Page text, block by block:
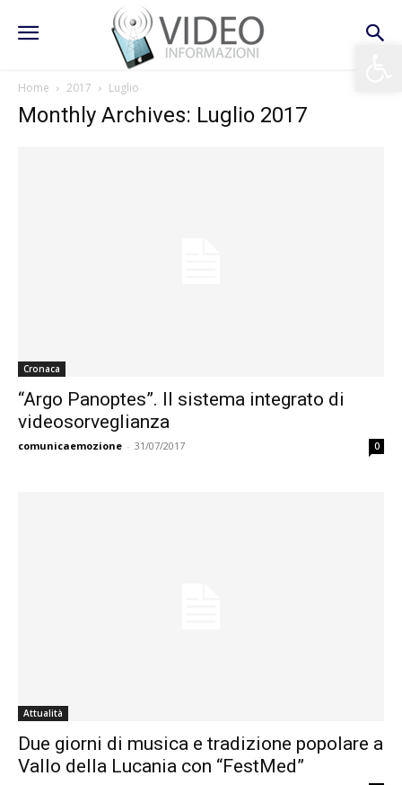
Home 2017 Luglio
Monthly Archives: Luglio 2017
Cronaca
“Argo Panoptes”. Il sistema integrato di
videosorveglianza
comunicaemozione - 31/07/2017 0
Attualità
Due giorni di musica e tradizione popolare a
Vallo della Lucania con “FestMed”